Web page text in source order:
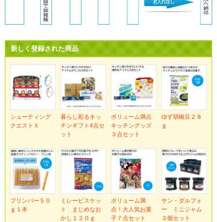
新しく登録された商品
シューティング
クエストＸ
暮らし彩るキッ
チンギフト4点セ
ット
ボリューム満点
キッチングッズ
３点セット
ゆず胡椒豆２８
ｇ
プリンバー５０
ｇ１本
ミレービスケッ
ト まじめなお
かし１２０ｇ
ボリューム満
点！大人気お菓
子７点セット
サン・ダルフォ
ー ミニジャム
３個セット